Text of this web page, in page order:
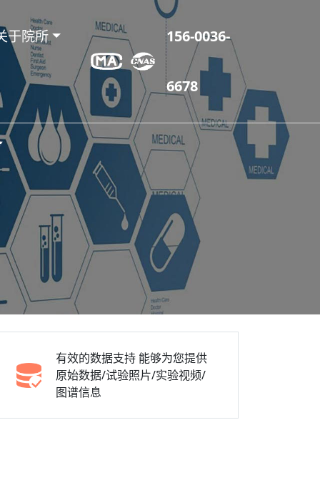
于院所 156-0036-
6678
有效的数据支持 能够为您提供
原始数据/试验照片/实验视频/
图谱信息